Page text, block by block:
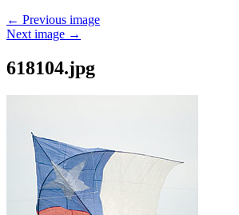
← Previous image
Next image →
618104.jpg